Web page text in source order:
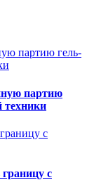
партию
техники
с